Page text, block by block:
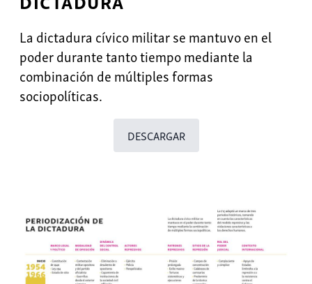
La dictadura cívico militar se mantuvo en el
poder durante tanto tiempo mediante la
combinación de múltiples formas
sociopolíticas.
DESCARGAR